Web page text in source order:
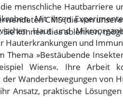
menschliche Hautbarriere
Mit ihren
Haut und
Hauterkrankungen und
»Bestäubende
Wiens«. Ihre Arbeit
Wanderbewegungen von
Ansatz, praktische
CMS (die von
können dies ablehnen,